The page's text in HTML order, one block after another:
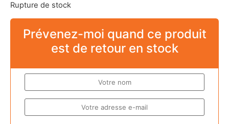
Rupture de stock
Prévenez-moi quand ce produit
est de retour en stock